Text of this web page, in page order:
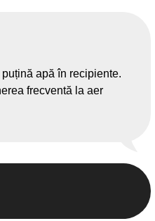
apă în recipiente.
frecventă la aer